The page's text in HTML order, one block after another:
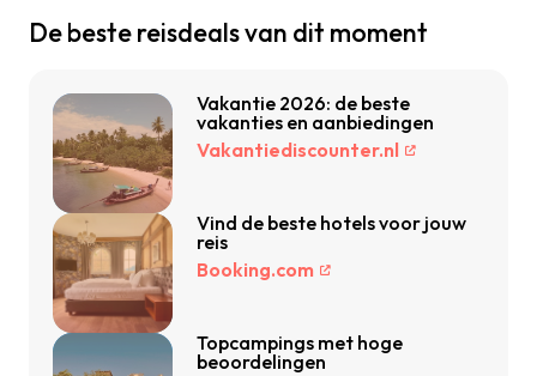
De beste reisdeals van dit moment
Vakantie 2026: de beste
vakanties en aanbiedingen
Vakantiediscounter.nl
Vind de beste hotels voor jouw
reis
Booking.com
Topcampings met hoge
beoordelingen